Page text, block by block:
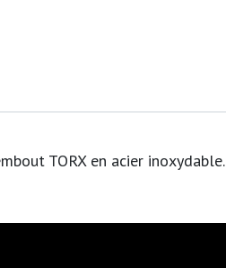
TORX en acier inoxydable.​